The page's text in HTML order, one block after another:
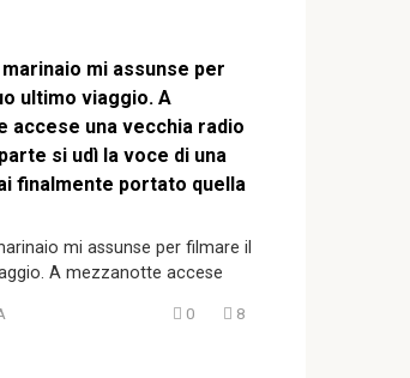
marinaio mi assunse per
ultimo viaggio. A
accese una vecchia radio
si udì la voce di una
finalmente portato quella
mi assunse per filmare il
A mezzanotte accese
0 8